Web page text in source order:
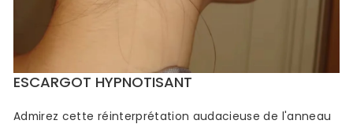
ESCARGOT HYPNOTISANT
Admirez cette réinterprétation audacieuse de l'anneau